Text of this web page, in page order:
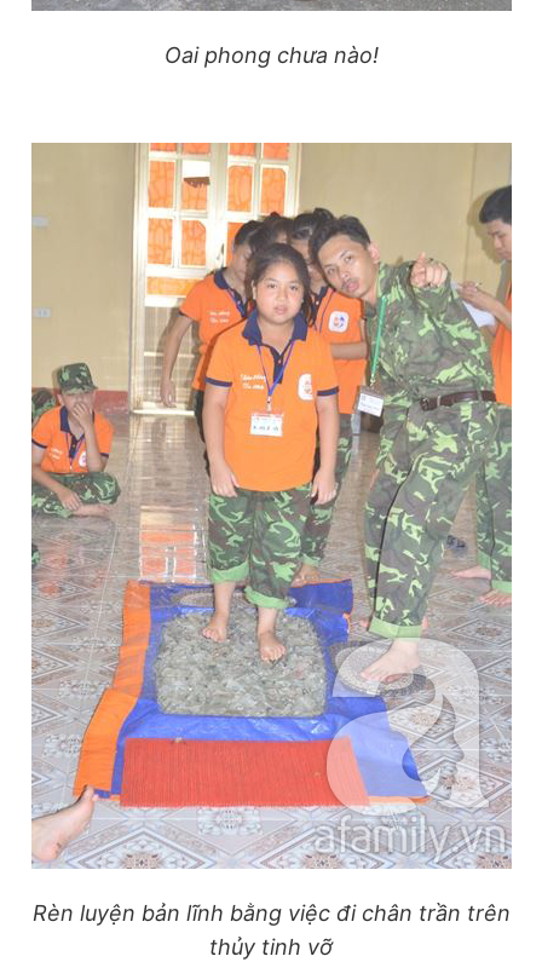
Oai phong chưa nào!
Rèn luyện bản lĩnh bằng việc đi chân trần trên
thủy tinh vỡ